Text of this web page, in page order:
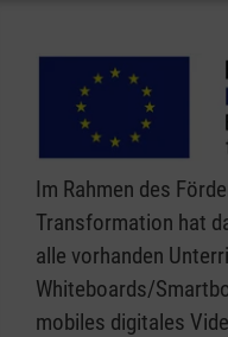
Im Rahmen des
Transformation hat
alle vorhanden
Whiteboards/
mobiles digitales